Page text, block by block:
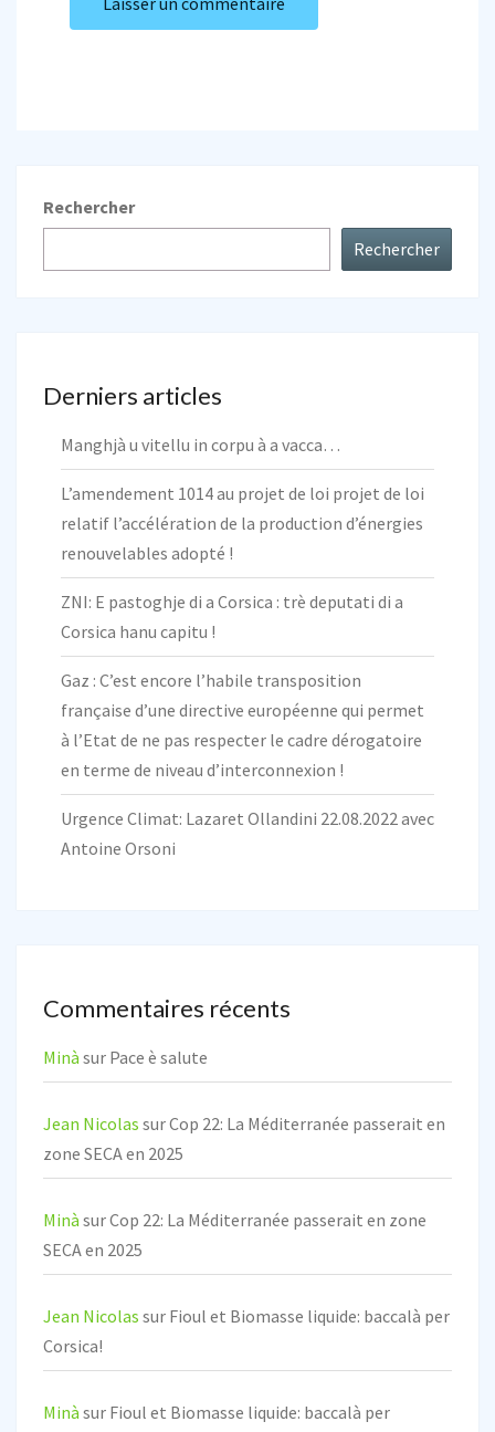
Rechercher
Rechercher
Derniers articles
Manghjà u vitellu in corpu à a vacca…
L’amendement 1014 au projet de loi projet de loi
relatif l’accélération de la production d’énergies
renouvelables adopté !
ZNI: E pastoghje di a Corsica : trè deputati di a
Corsica hanu capitu !
Gaz : C’est encore l’habile transposition
française d’une directive européenne qui permet
à l’Etat de ne pas respecter le cadre dérogatoire
en terme de niveau d’interconnexion !
Urgence Climat: Lazaret Ollandini 22.08.2022 avec
Antoine Orsoni
Commentaires récents
Minà sur Pace è salute
Jean Nicolas surCop 22: La Méditerranée passerait en
zone SECA en 2025
Minà surCop 22: La Méditerranée passerait en zone
SECA en 2025
Jean Nicolas sur Fioul et Biomasse liquide: baccalà per
Corsica!
Minà sur Fioul et Biomasse liquide: baccalà per